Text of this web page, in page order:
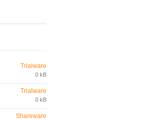
Trialware
0 kB
Trialware
0 kB
Shareware